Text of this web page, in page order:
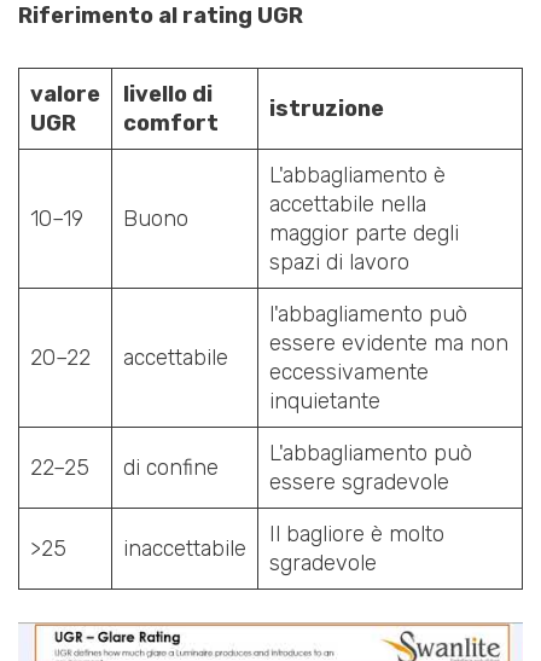
Riferimento al rating UGR
valore
UGR
livello di
comfort
istruzione
10–19 Buono
L'abbagliamento è
accettabile nella
maggior parte degli
spazi di lavoro
20–22 accettabile
l'abbagliamento può
essere evidente ma non
eccessivamente
inquietante
22–25 di confine
L'abbagliamento può
essere sgradevole
>25 inaccettabile
Il bagliore è molto
sgradevole